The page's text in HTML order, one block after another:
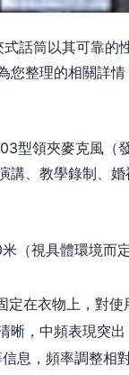
話筒以其可靠的
您整理的相關詳
型領夾麥克風（
講、教學錄制、
（視具體環境而
定在衣物上，對
晰，中頻表現突
息，頻率調整相